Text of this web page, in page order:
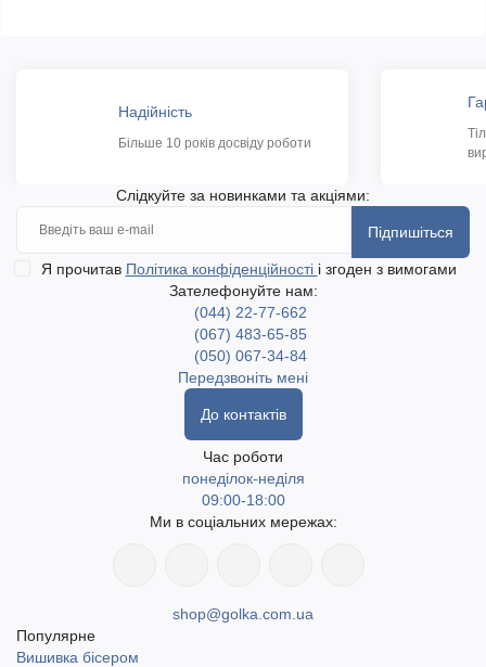
Надійність
Більше 10 років досвіду роботи
Слідкуйте за новинками та акціями:
Підпишіться
Я прочитав Політика конфіденційності і згоден з вимогами
Зателефонуйте нам:
(044) 22-77-662
(067) 483-65-85
(050) 067-34-84
Передзвоніть мені
До контактів
Час роботи
понеділок-неділя
09:00-18:00
Ми в соціальних мережах:
shop@golka.com.ua
Популярне
Вишивка бісером